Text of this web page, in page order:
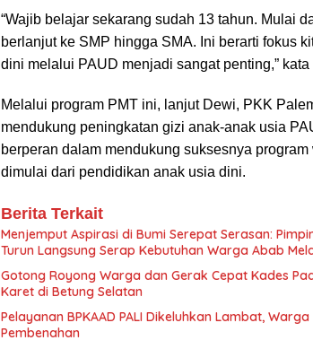
“Wajib belajar sekarang sudah 13 tahun. Mulai
berlanjut ke SMP hingga SMA. Ini berarti fokus
dini melalui PAUD menjadi sangat penting,” kata
Melalui program PMT ini, lanjut Dewi, PKK
mendukung peningkatan gizi anak-anak usia
berperan dalam mendukung suksesnya
dimulai dari pendidikan anak usia dini.
Berita Terkait
Menjemput Aspirasi di Bumi Serepat Serasan:
Turun Langsung Serap Kebutuhan Warga Abab
Gotong Royong Warga dan Gerak Cepat Kades
Karet di Betung Selatan
Pelayanan BPKAAD PALI Dikeluhkan Lambat,
Pembenahan